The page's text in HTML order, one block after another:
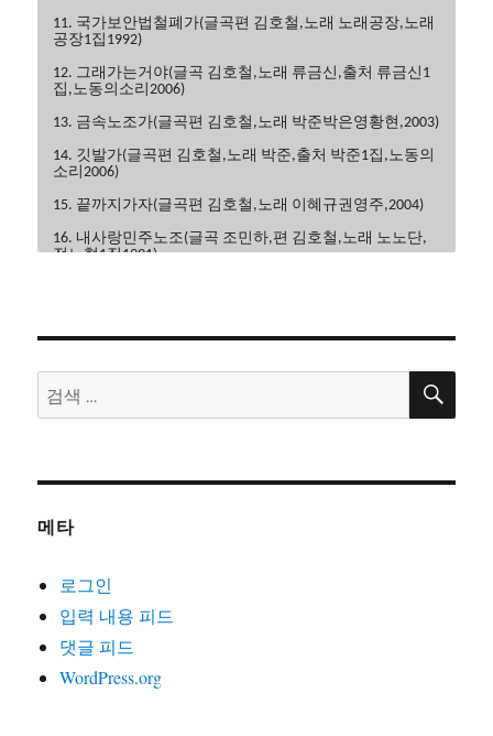
11. 국가보안법철폐가(글곡편 김호철,노래 노래공장,노래
공장1집1992)
12. 그래가는거야(글곡 김호철,노래 류금신,출처 류금신1
집,노동의소리2006)
13. 금속노조가(글곡편 김호철,노래 박준박은영황현,2003)
14. 깃발가(글곡편 김호철,노래 박준,출처 박준1집,노동의
소리2006)
15. 끝까지가자(글곡편 김호철,노래 이혜규권영주,2004)
16. 내사랑민주노조(글곡 조민하,편 김호철,노래 노노단,
전노협1집1991)
의소리2006)
19. 노동악법철폐가(글곡편 김호철,노래 노노단,전노협2
집1992)
20. 노동의땅에(글곡편 김호철,노래 박은영,박은영1집
23. 노동자선언(글곡 김호철,노래 꽃다지,노가공1995)
호철,노래 지민주,2013)
27. 농민가(곡편 김호철,노래 합창,노동의소리2006)
검
색:
검
메타
로그인
입력 내용 피드
댓글 피드
WordPress.org